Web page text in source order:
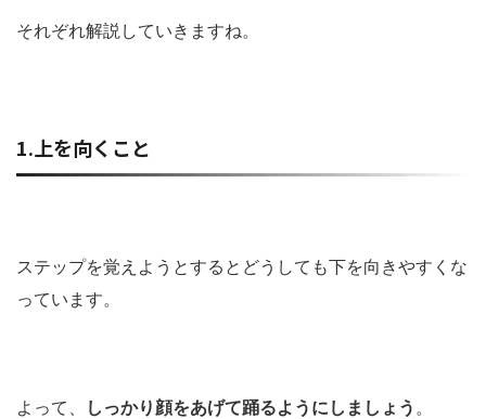
それぞれ解説していきますね。
1.上を向くこと
ステップを覚えようとするとどうしても下を向きやすくな
っています。
よって、 しっかり顔をあげて踊るようにしましょう 。